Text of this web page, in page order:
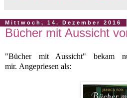
Mittwoch, 14. Dezember 2016
Bücher mit Aussicht
"Bücher mit Aussicht" bekam
mir. Angepriesen als: